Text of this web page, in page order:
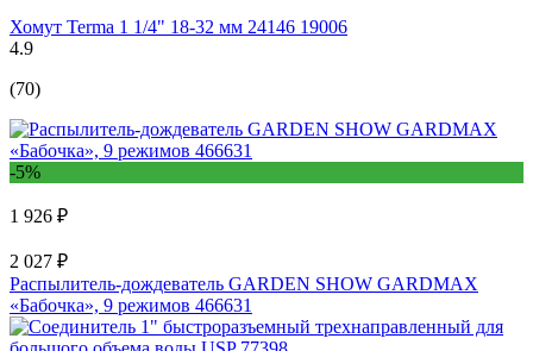
Хомут Terma 1 1/4" 18-32 мм 24146 19006
4.9
(70)
-5%
1 926 ₽
2 027 ₽
Распылитель-дождеватель GARDEN SHOW GARDMAX
«Бабочка», 9 режимов 466631